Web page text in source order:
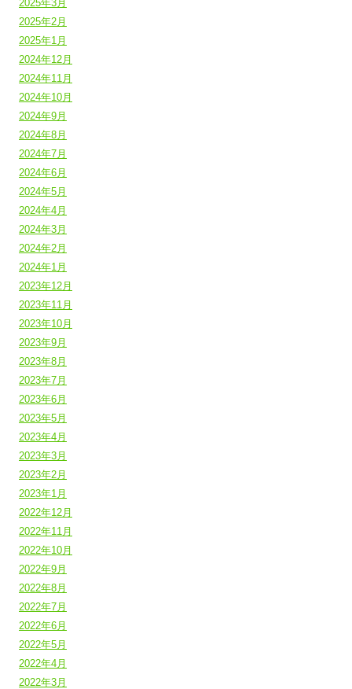
2025年3月
2025年2月
2025年1月
2024年12月
2024年11月
2024年10月
2024年9月
2024年8月
2024年7月
2024年6月
2024年5月
2024年4月
2024年3月
2024年2月
2024年1月
2023年12月
2023年11月
2023年10月
2023年9月
2023年8月
2023年7月
2023年6月
2023年5月
2023年4月
2023年3月
2023年2月
2023年1月
2022年12月
2022年11月
2022年10月
2022年9月
2022年8月
2022年7月
2022年6月
2022年5月
2022年4月
2022年3月